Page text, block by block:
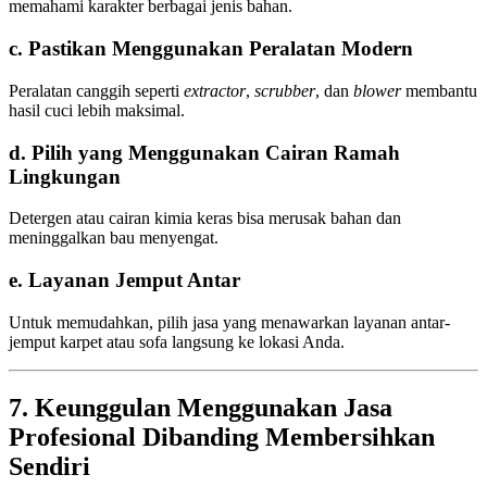
memahami karakter berbagai jenis bahan.
c. Pastikan Menggunakan Peralatan Modern
Peralatan canggih seperti extractor, scrubber, dan blowermembantu
hasil cuci lebih maksimal.
d. Pilih yang Menggunakan Cairan Ramah
Lingkungan
Detergen atau cairan kimia keras bisa merusak bahan dan
meninggalkan bau menyengat.
e. Layanan Jemput Antar
Untuk memudahkan, pilih jasa yang menawarkan layanan antar-
jemput karpet atau sofa langsung ke lokasi Anda.
7. Keunggulan Menggunakan Jasa
Profesional Dibanding Membersihkan
Sendiri